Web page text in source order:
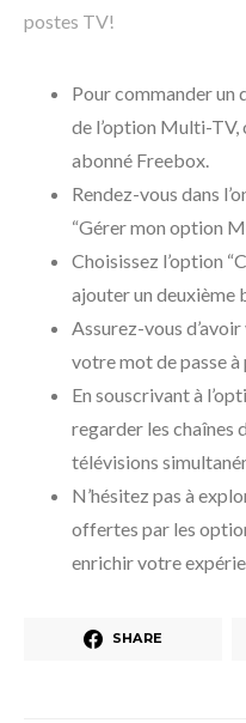
postes TV!
Pour commander
de l’option Multi-TV,
abonné Freebox.
Rendez-vous dans
“Gérer mon option
Choisissez l’option
ajouter un deuxième
Assurez-vous
votre mot de passe à
En souscrivant à
regarder les chaînes
télévisions
N’hésitez pas à
offertes par les
enrichir votre
SHARE